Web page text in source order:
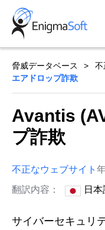
Skip
content
脅威データベース 不
エアドロップ詐欺
Avantis
プ詐欺
不正なウェブサイト
翻訳内容：
日本
サイバーセキュリ